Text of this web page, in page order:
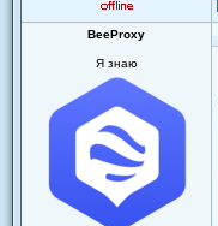
BeeProxy
Я знаю